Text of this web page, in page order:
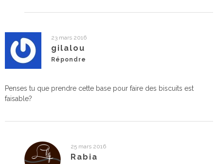
23 mars 2016
gilalou
Répondre
Penses tu que prendre cette base pour faire des biscuits est
faisable?
25 mars 2016
Rabia